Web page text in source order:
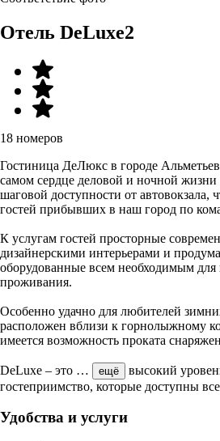
Отель DeLuxe2
18 номеров
Гостиница ДеЛюкс в городе
самом сердце деловой и ночной жизни
шаговой доступности от автовокзала,
гостей прибывших в наш город по
К услугам гостей просторные
дизайнерскими интерьерами и
оборудованные всем необходимым
проживания.
Особенно удачно для любителей
расположен вблизи к горнолыжному
имеется возможность проката
DeLuxe – это … ещё
высокий
гостеприимство, которые доступны
Удобства и услуги